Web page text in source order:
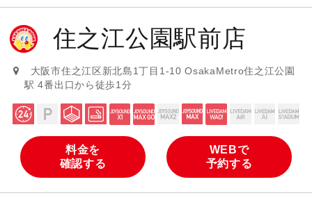
住之江公園駅前店
大阪市住之江区新北島1丁目1-10 OsakaMetro住之江公園
駅 4番出口から徒歩1分
料金を
確認する
WEBで
予約する